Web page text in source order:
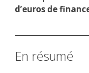
d’euros de
En résumé